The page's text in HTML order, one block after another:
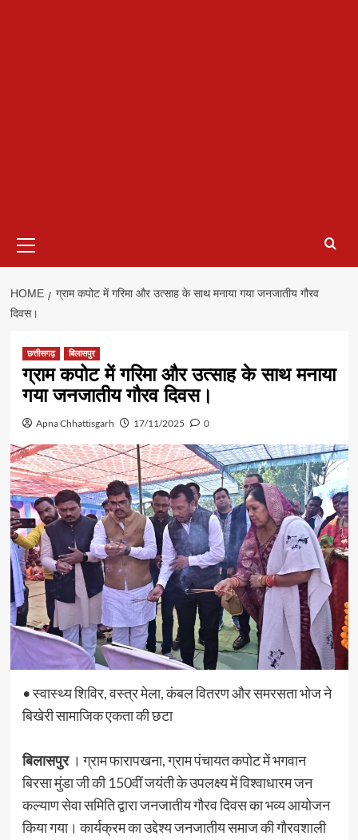
Menu
HOME
ग्राम कपोट में गरिमा और उत्साह के साथ मनाया गया जनजातीय गौरव
दिवस।
छत्तीसगढ़ बिलासपुर
ग्राम कपोट में गरिमा और उत्साह के साथ मनाया
गया जनजातीय गौरव दिवस।
Apna Chhattisgarh 17/11/2025 0
• स्वास्थ्य शिविर, वस्त्र मेला, कंबल वितरण और समरसता भोज ने
बिखेरी सामाजिक एकता की छटा
बिलासपुर। ग्राम फारापखना, ग्राम पंचायत कपोट में भगवान
बिरसा मुंडा जी की 150वीं जयंती के उपलक्ष्य में विश्वाधारम जन
कल्याण सेवा समिति द्वारा जनजातीय गौरव दिवस का भव्य आयोजन
किया गया। कार्यक्रम का उद्देश्य जनजातीय समाज की गौरवशाली